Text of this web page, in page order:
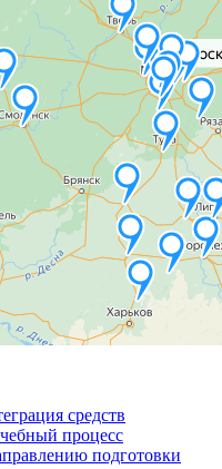
средств
процесс
подготовки